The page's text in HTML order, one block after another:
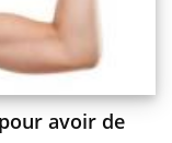
avoir de